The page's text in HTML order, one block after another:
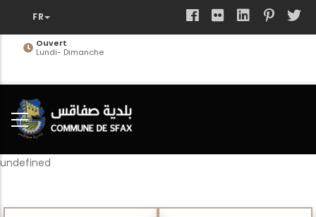
contenuOuvert
Lundi- Dimanche
undefined